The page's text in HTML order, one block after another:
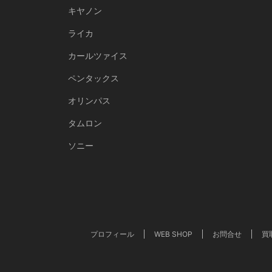
キヤノン
ライカ
カールツァイス
ペンタックス
オリンパス
タムロン
ソニー
プロフィール WEB SHOP お問合せ 買